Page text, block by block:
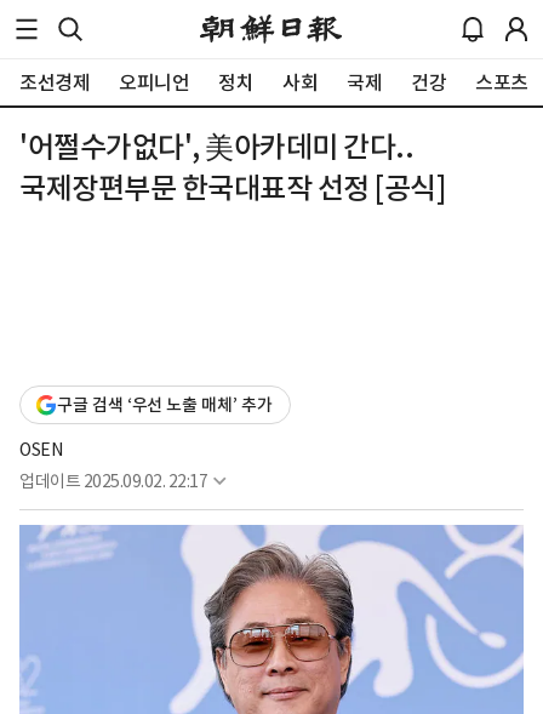
조선경제 오피니언 정치 사회 국제 건강 스포츠
'어쩔수가없다', 美아카데미 간다..
국제장편부문 한국대표작 선정 [공식]
구글 검색 ‘우선 노출 매체’ 추가
OSEN
업데이트 2025.09.02. 22:17